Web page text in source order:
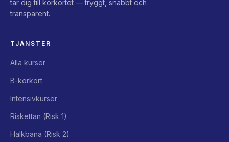
tar dig till körkortet — tryggt, snabbt och
transparent.
TJÄNSTER
Alla kurser
B-körkort
Intensivkurser
Riskettan (Risk 1)
Halkbana (Risk 2)